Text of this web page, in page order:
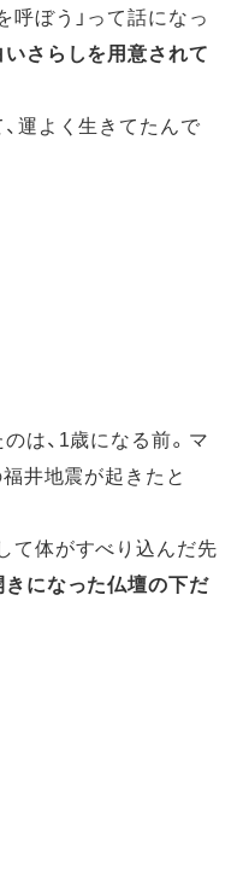
ぼう」って話になっ
さらしを用意されて
運よく生きてたんで
は、1歳になる前。マ
井地震が起きたと
て体がすべり込んだ先
になった仏壇の下だ